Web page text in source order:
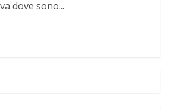
dove sono...